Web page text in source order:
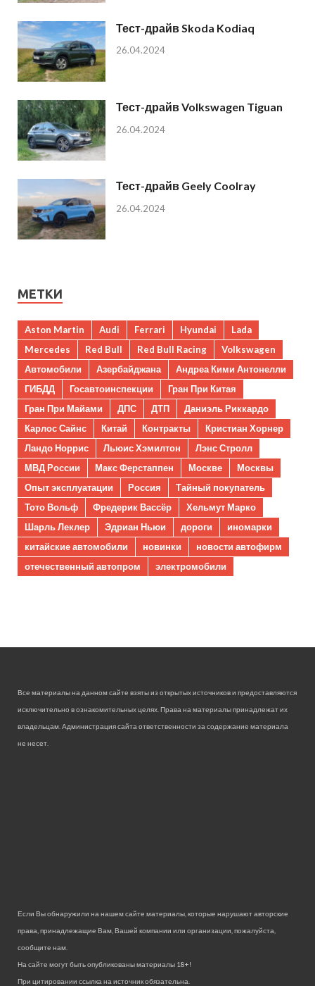
Тест-драйв Skoda Kodiaq
26.04.2024
Тест-драйв Volkswagen Tiguan
26.04.2024
Тест-драйв Geely Coolray
26.04.2024
МЕТКИ
Aston Martin Audi Ferrari Hyundai
Lada
Mercedes
Red Bull Red Bull Racing
Volkswagen
Автомобили
Азербайджана
Андреа Кими Антонелли
ГИБДД
Госавтоинспекции
Гран При Китая
Гран При Майами
ДПС ДТП
Даниэль Риккардо
Карлос Сайнс
Китай Контракты
Кристиан Хорнер
Ландо Норрис
Льюис Хэмилтон
Лэнс Стролл
МВД России
Макс Ферстаппен Москве
Москвы
Опыт эксплуатации
Россия
Тайный покупатель
Тото Вольф
Фредерик Вассёр
Хельмут Марко
Шарль Леклер
Эдриан Ньюи дороги
иномарки
китайские автомобили
новинки
новости автофирм
отечественный автопром
электромобили
Все материалы на данном сайте взяты из открытых источников и предоставляются
исключительно в ознакомительных целях. Права на материалы принадлежат их
владельцам. Администрация сайта ответственности за содержание материала
не несет.
Если Вы обнаружили на нашем сайте материалы, которые нарушают авторские
права, принадлежащие Вам, Вашей компании или организации, пожалуйста,
сообщите нам.
На сайте могут быть опубликованы материалы 18+!
При цитировании ссылка на источник обязательна.